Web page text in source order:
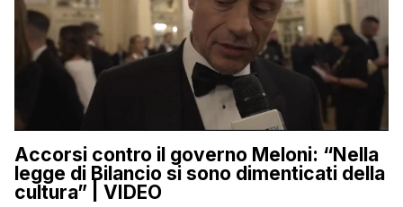
Accorsi contro il governo Meloni: “Nella
legge di Bilancio si sono dimenticati della
cultura” | VIDEO